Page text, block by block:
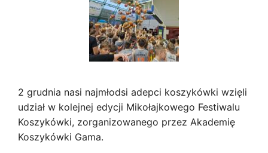
2 grudnia nasi najmłodsi adepci koszykówki wzięli
udział w kolejnej edycji Mikołajkowego Festiwalu
Koszykówki, zorganizowanego przez Akademię
Koszykówki Gama.